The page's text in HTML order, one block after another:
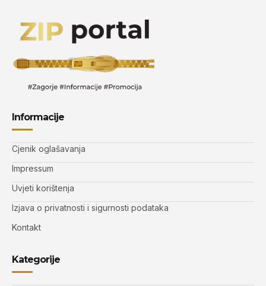
Informacije
Cjenik oglašavanja
Impressum
Uvjeti korištenja
Izjava o privatnosti i sigurnosti podataka
Kontakt
Kategorije